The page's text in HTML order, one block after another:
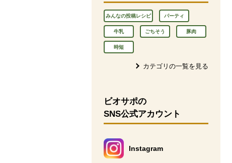
みんなの投稿レシピ パーティ
牛乳 ごちそう 豚肉
時短
カテゴリの一覧を見る
ビオサポの
SNS公式アカウント
Instagram
別のウィンドウで開きます。